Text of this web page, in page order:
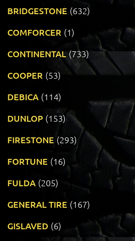
BRIDGESTONE (632)
COMFORCER (1)
CONTINENTAL (733)
COOPER (53)
DEBICA (114)
DUNLOP (153)
FIRESTONE (293)
FORTUNE (16)
FULDA (205)
GENERAL TIRE (167)
GISLAVED (6)